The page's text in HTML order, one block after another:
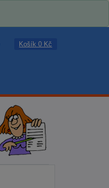
Košík 0 Kč